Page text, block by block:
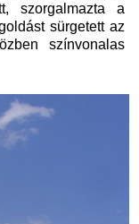
szorgalmazta a
sürgetett az
színvonalas